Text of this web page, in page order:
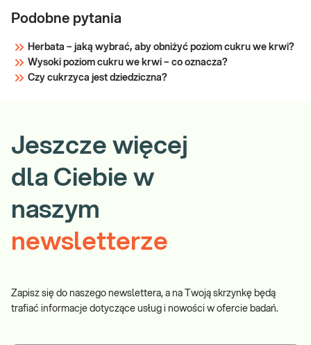
Podobne pytania
Herbata – jaką wybrać, aby obniżyć poziom cukru we krwi?
Wysoki poziom cukru we krwi – co oznacza?
Czy cukrzyca jest dziedziczna?
Jeszcze więcej
dla Ciebie w
naszym
newsletterze
Zapisz się do naszego newslettera, a na Twoją skrzynkę będą
trafiać informacje dotyczące usług i nowości w ofercie badań.